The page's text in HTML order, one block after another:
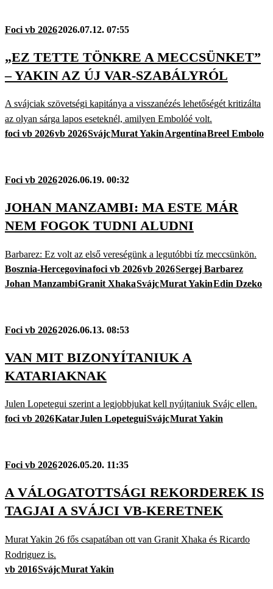
Foci vb 20262026.07.12. 07:55
„EZ TETTE TÖNKRE A MECCSÜNKET”
– YAKIN AZ ÚJ VAR-SZABÁLYRÓL
A svájciak szövetségi kapitánya a visszanézés lehetőségét kritizálta
az olyan sárga lapos eseteknél, amilyen Embolóé volt.
foci vb 2026vb 2026SvájcMurat YakinArgentínaBreel Embolo
Foci vb 20262026.06.19. 00:32
JOHAN MANZAMBI: MA ESTE MÁR
NEM FOGOK TUDNI ALUDNI
Barbarez: Ez volt az első vereségünk a legutóbbi tíz meccsünkön.
Bosznia-Hercegovinafoci vb 2026vb 2026Sergej Barbarez
Johan ManzambiGranit XhakaSvájcMurat YakinEdin Dzeko
Foci vb 20262026.06.13. 08:53
VAN MIT BIZONYÍTANIUK A
KATARIAKNAK
Julen Lopetegui szerint a legjobbjukat kell nyújtaniuk Svájc ellen.
foci vb 2026KatarJulen LopeteguiSvájcMurat Yakin
Foci vb 20262026.05.20. 11:35
A VÁLOGATOTTSÁGI REKORDEREK IS
TAGJAI A SVÁJCI VB-KERETNEK
Murat Yakin 26 fős csapatában ott van Granit Xhaka és Ricardo
Rodriguez is.
vb 2016SvájcMurat Yakin